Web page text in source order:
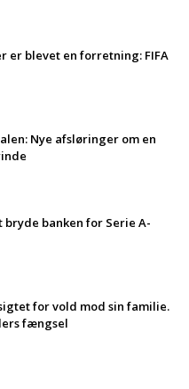
er blevet en forretning: FIFA
Nye afsløringer om en
banken for Serie A-
for vold mod sin familie.
fængsel